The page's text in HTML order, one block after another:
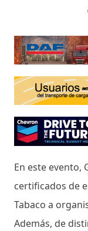
En este evento,
certificados de
Tabaco a
Además, de